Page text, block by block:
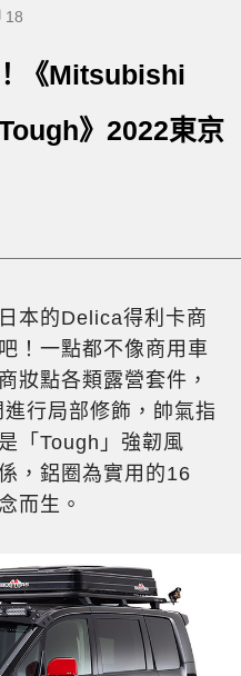
18
《Mitsubishi
》2022東京
本的Delica得利卡商
！一點都不像商用車
妝點各類露營套件，
行局部修飾，帥氣指
「Tough」強韌風
，鋁圈為實用的16
而生。